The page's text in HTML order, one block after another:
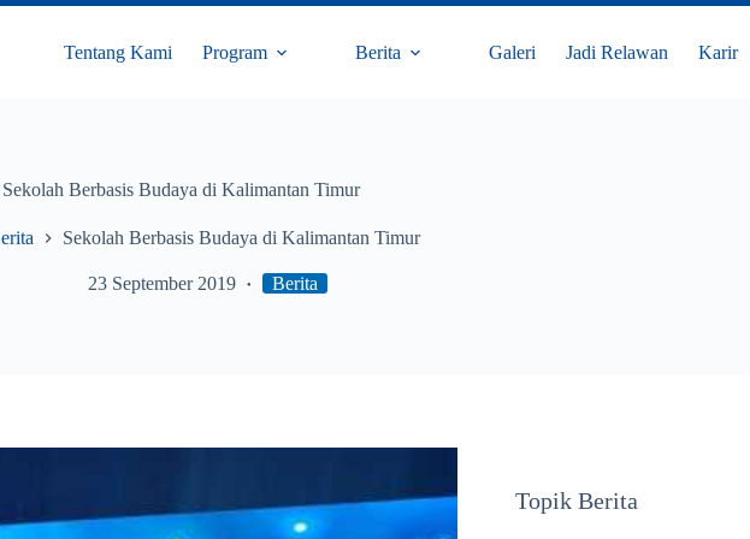
Tentang Kami Program Berita Galeri Jadi Relawan Karir
Sekolah Berbasis Budaya di Kalimantan Timur
Sekolah Berbasis Budaya di Kalimantan Timur
23 September 2019 Berita
Topik Berita